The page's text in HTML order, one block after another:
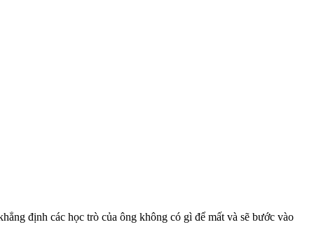
định các học trò của ông không có gì để mất và sẽ bước vào